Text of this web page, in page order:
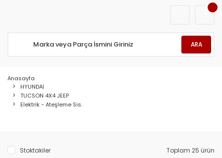
ARA
Anasayfa
HYUNDAİ
TUCSON 4X4 JEEP
Elektrik - Ateşleme Sis.
Stoktakiler Toplam 25 ürün